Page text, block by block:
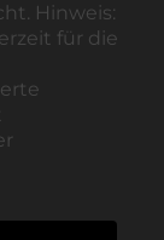
Hinweis:
für die